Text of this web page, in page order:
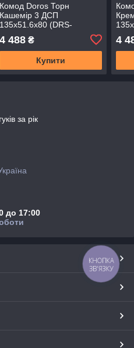
Комод Doros Торн
Кашемір 3 ДСП
135х51.6х80 (DRS-
4 488₴
Купити
4
за рік
до 17:00
КНОПКА
ЗВ'ЯЗКУ